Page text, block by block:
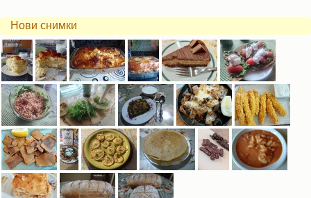
Нови снимки